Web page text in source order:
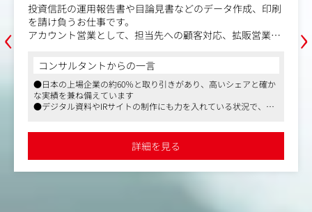
‹
投資信託の運用報告書や目論見書などのデータ作成、印刷
を請け負うお仕事です。
アカウント営業として、担当先への顧客対応、拡販営業、
正、納期管理までを一貫してコントロールする業務です。
あなたの品質管理が、お客様からの信頼となり受注に直結
する、非常に貢献度の高いポジションです。
具体的には
・顧客対応：受注品目、同社サービスの拡販。スケジュー
ル提示、価格交渉、見積/請求書作成等。
コンサルタントからの一言
●日本の上場企業の約60％と取り引きがあり、高いシェアと確か
な実績を兼ね備えています
●デジタル資料やIRサイトの制作にも力を入れている状況で、映
間7時間15分と働きやすく安定した環境です
詳細を見る
›